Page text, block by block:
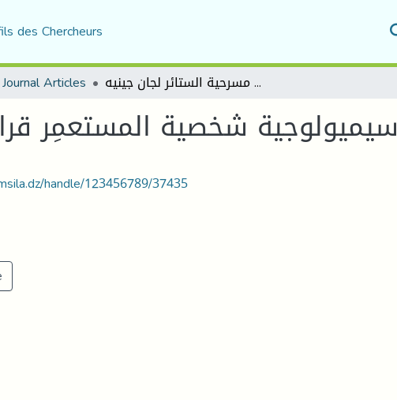
des Chercheurs
Journal Articles سيميولوجية شخصية المستعمِر قراءة في مسرحية الستائر لجان جينيه
سيميولوجية شخصية المستعمِر
handle/123456789/37435